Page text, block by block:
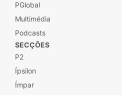
QUIOSQUE
Aplicações
Loja
Iniciativas
SERVIÇOS
Imobiliário